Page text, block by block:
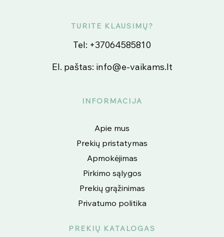
TURITE KLAUSIMŲ?
Tel: +37064585810
El. paštas: info@e-vaikams.lt
INFORMACIJA
Apie mus
Prekių pristatymas
Apmokėjimas
Pirkimo sąlygos
Prekių grąžinimas
Privatumo politika
PREKIŲ KATALOGAS